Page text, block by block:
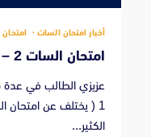
أخبار امتحان السات
امتحان السات 2 – SAT Subject Tests
عزيزي الطالب في عدة
الكثير...